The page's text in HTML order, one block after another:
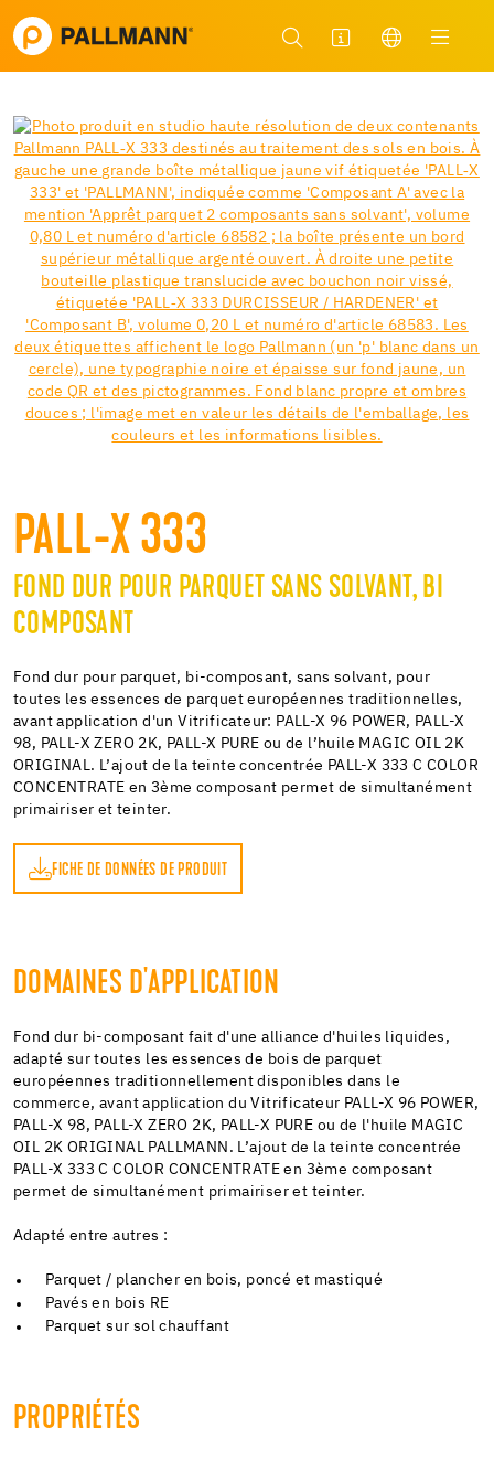
PALL-X 333
FOND DUR POUR PARQUET SANS SOLVANT, BI
COMPOSANT
Fond dur pour parquet, bi-composant, sans solvant, pour
toutes les essences de parquet européennes traditionnelles,
avant application d'un Vitrificateur: PALL-X 96 POWER, PALL-X
98, PALL-X ZERO 2K, PALL-X PURE ou de l’huile MAGIC OIL 2K
ORIGINAL. L’ajout de la teinte concentrée PALL-X 333 C COLOR
CONCENTRATE en 3ème composant permet de simultanément
primairiser et teinter.
FICHE DE DONNÉES DE PRODUIT
DOMAINES D'APPLICATION
Fond dur bi-composant fait d'une alliance d'huiles liquides,
adapté sur toutes les essences de bois de parquet
européennes traditionnellement disponibles dans le
commerce, avant application du Vitrificateur PALL-X 96 POWER,
PALL-X 98, PALL-X ZERO 2K, PALL-X PURE ou de l'huile MAGIC
OIL 2K ORIGINAL PALLMANN. L’ajout de la teinte concentrée
PALL-X 333 C COLOR CONCENTRATE en 3ème composant
permet de simultanément primairiser et teinter.
Adapté entre autres :
Parquet / plancher en bois, poncé et mastiqué
Pavés en bois RE
Parquet sur sol chauffant
PROPRIÉTÉS